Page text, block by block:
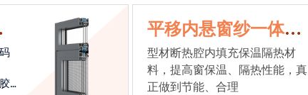
平移内悬窗纱一体系
统
型材断热腔内填充保温隔热材
料，提高窗保温、隔热性能，真
正做到节能、合理